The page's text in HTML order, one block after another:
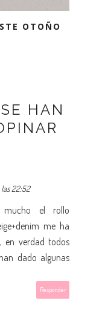
OTOÑO
HAN
22:52
el rollo
me ha
en verdad todos
dado algunas
Responder